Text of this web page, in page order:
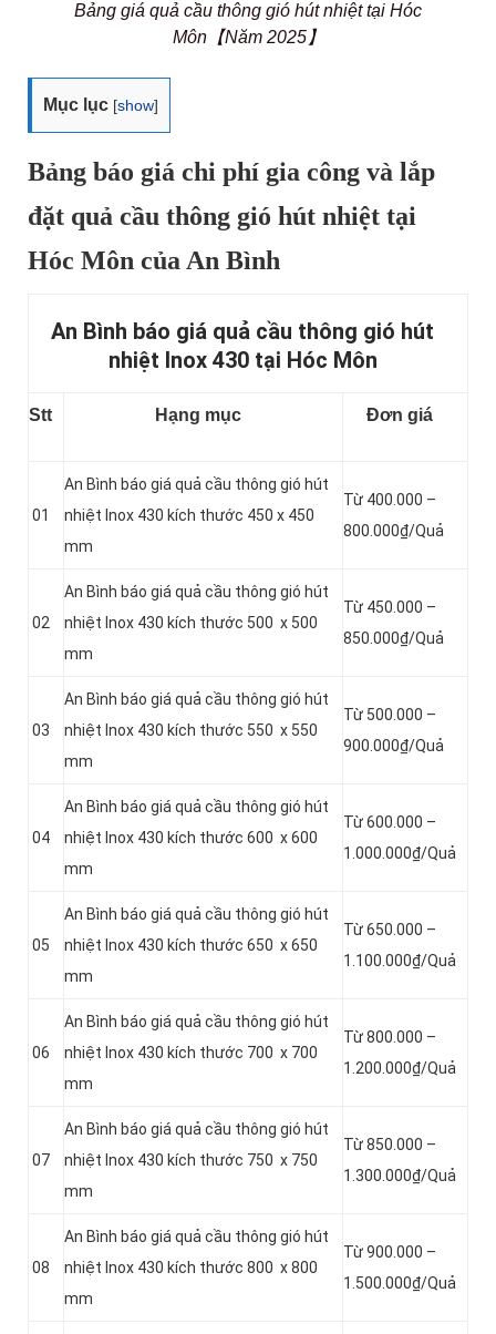
Bảng giá quả cầu thông gió hút nhiệt tại Hóc
Môn【Năm 2025】
Mục lục [show]
Bảng báo giá chi phí gia công và lắp
đặt quả cầu thông gió hút nhiệt tại
Hóc Môn của An Bình
An Bình báo giá quả cầu thông gió hút
nhiệt Inox 430 tại Hóc Môn
Stt Hạng mục Đơn giá
01
An Bình báo giá quả cầu thông gió hút
nhiệt Inox 430 kích thước 450 x 450
mm
Từ 400.000 –
800.000₫/Quả
02
An Bình báo giá quả cầu thông gió hút
nhiệt Inox 430 kích thước 500 x 500
mm
Từ 450.000 –
850.000₫/Quả
03
An Bình báo giá quả cầu thông gió hút
nhiệt Inox 430 kích thước 550 x 550
mm
Từ 500.000 –
900.000₫/Quả
04
An Bình báo giá quả cầu thông gió hút
nhiệt Inox 430 kích thước 600 x 600
mm
Từ 600.000 –
1.000.000₫/Quả
05
An Bình báo giá quả cầu thông gió hút
nhiệt Inox 430 kích thước 650 x 650
mm
Từ 650.000 –
1.100.000₫/Quả
06
An Bình báo giá quả cầu thông gió hút
nhiệt Inox 430 kích thước 700 x 700
mm
Từ 800.000 –
1.200.000₫/Quả
07
An Bình báo giá quả cầu thông gió hút
nhiệt Inox 430 kích thước 750 x 750
mm
Từ 850.000 –
1.300.000₫/Quả
08
An Bình báo giá quả cầu thông gió hút
nhiệt Inox 430 kích thước 800 x 800
mm
Từ 900.000 –
1.500.000₫/Quả